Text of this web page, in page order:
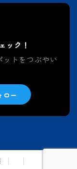
ック！
トをつぶやい
ロー